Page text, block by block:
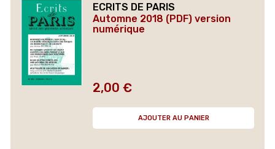
ECRITS DE PARIS
Automne 2018 (PDF) version
numérique
Prix
2,00 €
AJOUTER AU PANIER